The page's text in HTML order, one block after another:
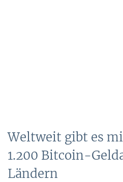
Weltweit gibt es
1.200 Bitcoin-
Ländern